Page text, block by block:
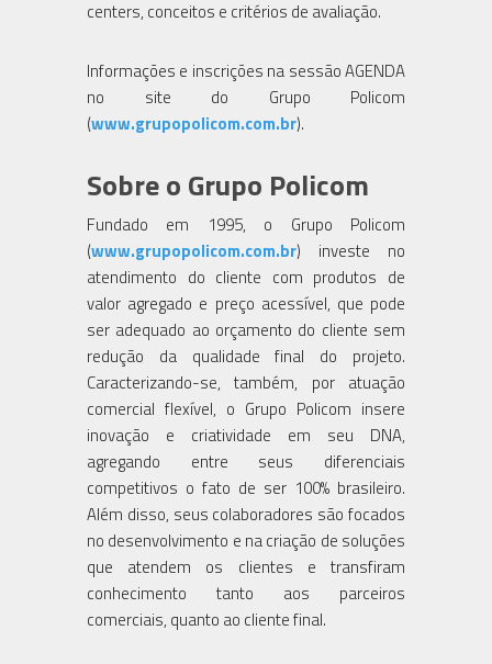
centers, conceitos e critérios de avaliação.
Informações e inscrições na sessão AGENDA
no site do Grupo Policom
(www.grupopolicom.com.br).
Sobre o Grupo Policom
Fundado em 1995, o Grupo Policom
(www.grupopolicom.com.br) investe no
atendimento do cliente com produtos de
valor agregado e preço acessível, que pode
ser adequado ao orçamento do cliente sem
redução da qualidade final do projeto.
Caracterizando-se, também, por atuação
comercial flexível, o Grupo Policom insere
inovação e criatividade em seu DNA,
agregando entre seus diferenciais
competitivos o fato de ser 100% brasileiro.
Além disso, seus colaboradores são focados
no desenvolvimento e na criação de soluções
que atendem os clientes e transfiram
conhecimento tanto aos parceiros
comerciais, quanto ao cliente final.